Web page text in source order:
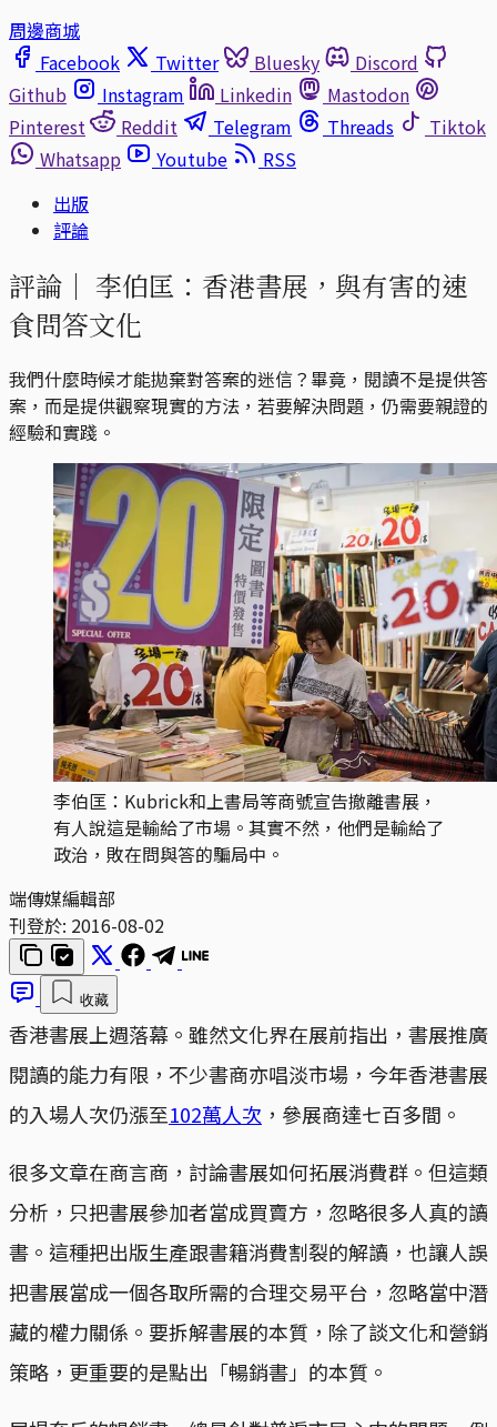
周邊商城
Facebook
Twitter Bluesky
Discord
Github
Instagram Linkedin
Mastodon
Pinterest
Reddit Telegram Threads
Tiktok
Whatsapp
Youtube
RSS
出版
評論
評論｜ 李伯匡：香港書展，與有害的速
食問答文化
我們什麼時候才能拋棄對答案的迷信？畢竟，閱讀不是提供答
案，而是提供觀察現實的方法，若要解決問題，仍需要親證的
經驗和實踐。
李伯匡：Kubrick和上書局等商號宣告撤離書展，
有人說這是輸給了市場。其實不然，他們是輸給了
政治，敗在問與答的騙局中。
端傳媒編輯部
刊登於: 2016-08-02
收藏
香港書展上週落幕。雖然文化界在展前指出，書展推廣
閱讀的能力有限，不少書商亦唱淡市場，今年香港書展
的入場人次仍漲至102萬人次 ，參展商達七百多間。
很多文章在商言商，討論書展如何拓展消費群。但這類
分析，只把書展參加者當成買賣方，忽略很多人真的讀
書。這種把出版生產跟書籍消費割裂的解讀，也讓人誤
把書展當成一個各取所需的合理交易平台，忽略當中潛
藏的權力關係。要拆解書展的本質，除了談文化和營銷
策略，更重要的是點出「暢銷書」的本質。